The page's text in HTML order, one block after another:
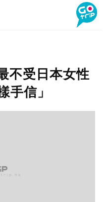
不受日本女性
手信」